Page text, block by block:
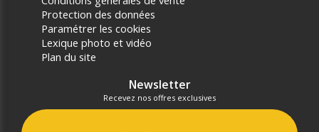
Protection des données
Paramétrer les cookies
Lexique photo et vidéo
Plan du site
Newsletter
Recevez nos offres exclusives